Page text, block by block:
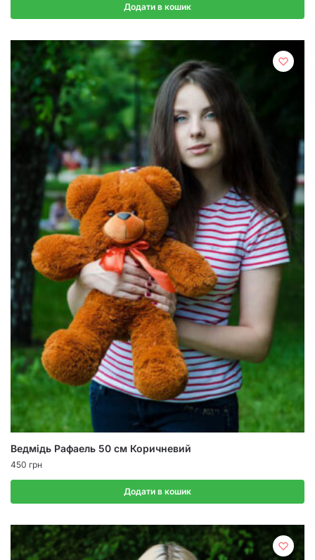
Додати в кошик
Ведмідь Рафаель 50 см Коричневий
450 грн
Додати в кошик